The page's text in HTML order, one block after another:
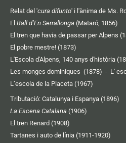
Relat del 'cura difunto' i l'ànima de Ms.
El Ball d’En Serrallonga (Mataró, 1856)
El tren que havia de passar per Alpens
El pobre mestre! (1873)
L'Escola d'Alpens, 140 anys d'història
Les monges dominiques (1878) - L'
L’escola de la Placeta (1967)
Tributació: Catalunya i Espanya (1896)
La Escena Catalana (1906)
El tren Renard (1908)
Tartanes i auto de línia (1911-1920)